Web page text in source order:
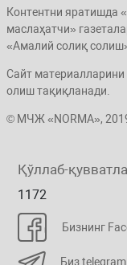
Контентни яратишда
маслаҳатчи»
«Амалий солиқ
Сайт
олиш тақиқланади.
© МЧЖ «NORMA»,
Қўллаб-
1172
Бизнинг
Биз